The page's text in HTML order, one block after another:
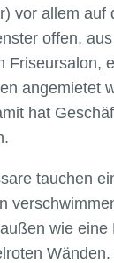
vor allem auf
offen,
Friseursalon,
angemietet
hat
tauchen
wie